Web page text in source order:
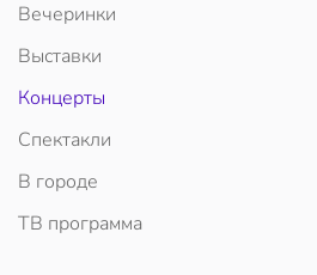
Вечеринки
Выставки
Концерты
Спектакли
В городе
ТВ программа